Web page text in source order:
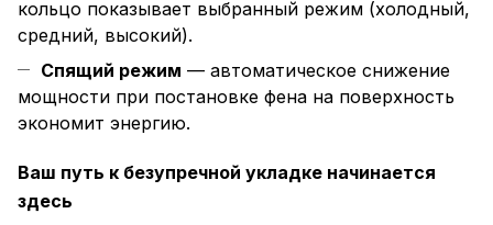
кольцо показывает выбранный режим (холодный,
средний, высокий).
Спящий режим — автоматическое снижение
мощности при постановке фена на поверхность
экономит энергию.
Ваш путь к безупречной укладке начинается
здесь